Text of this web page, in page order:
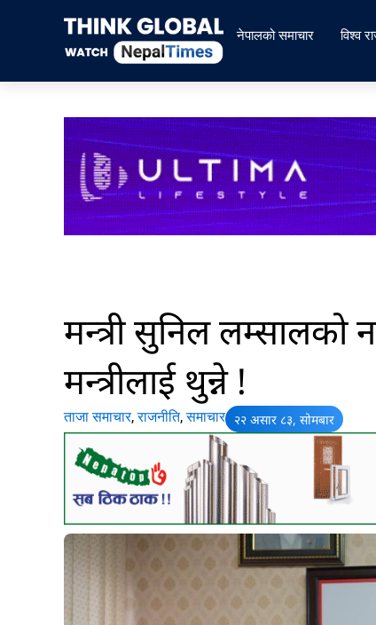
नेपालको समाचार विश्व
मन्त्री सुनिल लम्सालको
मन्त्रीलाई थुन्ने !
ताजा समाचार,राजनीति,समाचार २२ असार ८३, सोमबार